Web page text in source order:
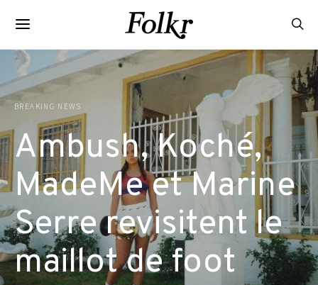
BREAKING NEWS
Ambush, Koché,
MadeMe et Marine
Serre revisitent le
maillot de foot